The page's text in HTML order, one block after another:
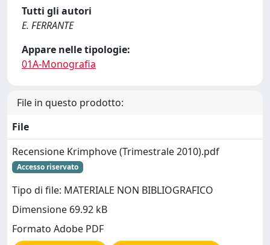
Tutti gli autori
E. FERRANTE
Appare nelle tipologie:
01A-Monografia
File in questo prodotto:
File
Recensione Krimphove (Trimestrale 2010).pdf
Accesso riservato
Tipo di file: MATERIALE NON BIBLIOGRAFICO
Dimensione 69.92 kB
Formato Adobe PDF